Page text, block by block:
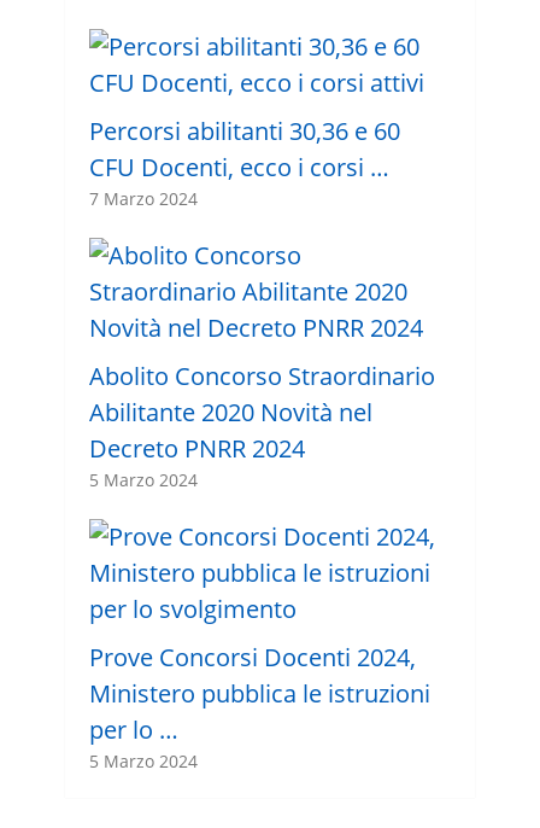
Percorsi abilitanti 30,36 e 60
CFU Docenti, ecco i corsi …
7 Marzo 2024
Abolito Concorso Straordinario
Abilitante 2020 Novità nel
Decreto PNRR 2024
5 Marzo 2024
Prove Concorsi Docenti 2024,
Ministero pubblica le istruzioni
per lo …
5 Marzo 2024